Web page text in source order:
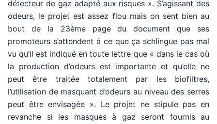
détecteur de gaz adapté aux risques ». S’agissant des
odeurs, le projet est assez flou mais on sent bien au
bout de la 23ème page du document que ses
promoteurs s’attendent à ce que ça schlingue pas mal
vu qu’il est indiqué en toute lettre que « dans le cas où
la production d’odeurs est importante et qu’elle ne
peut être traitée totalement par les biofiltres,
l’utilisation de masquant d’odeurs au niveau des serres
peut être envisagée ». Le projet ne stipule pas en
revanche si les masques à gaz seront fournis au